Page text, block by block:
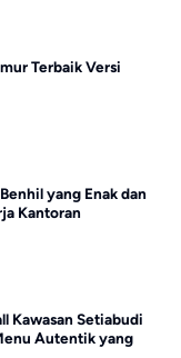
Terbaik Versi
yang Enak dan
Kantoran
Kawasan Setiabudi
Autentik yang